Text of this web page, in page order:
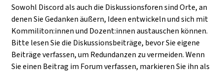
Sowohl Discord als auch die Diskussionsforen sind Orte, an
denen Sie Gedanken äußern, Ideen entwickeln und sich mit
Kommiliton:innen und Dozent:innen austauschen können.
Bitte lesen Sie die Diskussionsbeiträge, bevor Sie eigene
Beiträge verfassen, um Redundanzen zu vermeiden. Wenn
Sie einen Beitrag im Forum verfassen, markieren Sie ihn als